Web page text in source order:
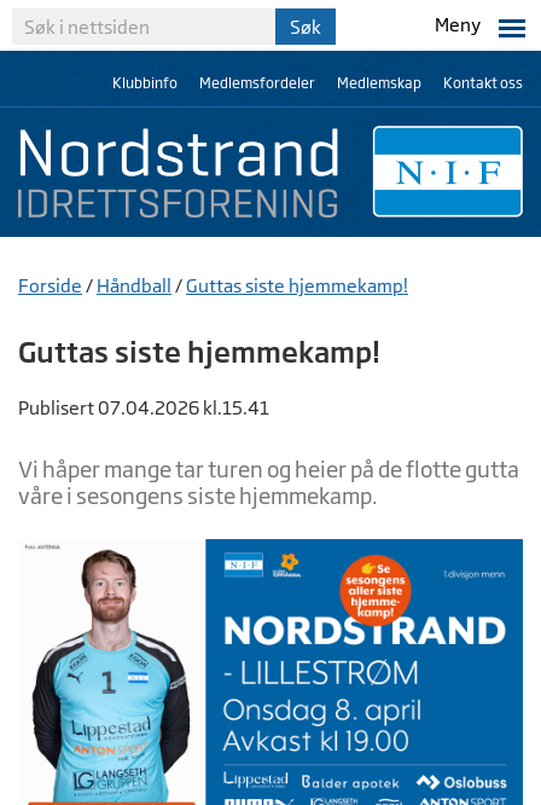
Meny
Klubbinfo Medlemsfordeler Medlemskap Kontakt oss
Forside / Håndball /Guttas siste hjemmekamp!
Guttas siste hjemmekamp!
Publisert 07.04.2026 kl.15.41
Vi håper mange tar turen og heier på de flotte gutta
våre i sesongens siste hjemmekamp.